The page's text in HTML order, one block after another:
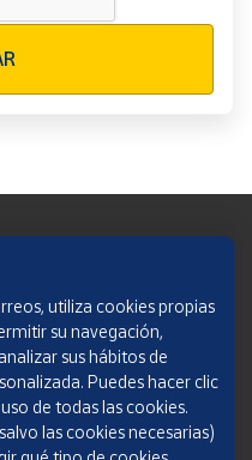
utiliza cookies propias
su navegación,
sus hábitos de
Puedes hacer clic
de todas las cookies.
las cookies necesarias)